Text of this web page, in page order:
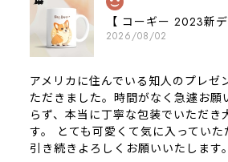
2026/08/02
アメリカに住んでいる知人のプレゼ
ただきました。時間がなく急遽お願
らず、本当に丁寧な包装でいただき
す。 とても可愛くて気に入っていた
引き続きよろしくお願いいたします。